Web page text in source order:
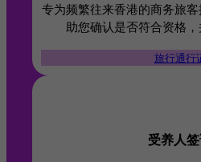
专为频繁往来香港的商务旅
助您确认是否符合资格，
旅行通行
受养人